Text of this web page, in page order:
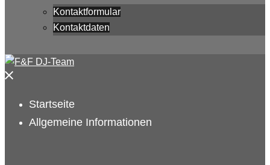
Kontaktformular
Kontaktdaten
Menü
Startseite
Allgemeine Informationen